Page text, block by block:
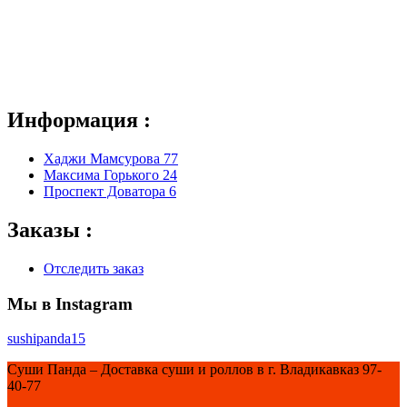
Информация :
Хаджи Мамсурова 77
Максима Горького 24
Проспект Доватора 6
Заказы :
Отследить заказ
Мы в Instagram
sushipanda15
Суши Панда – Доставка суши и роллов в г. Владикавказ 97-
40-77